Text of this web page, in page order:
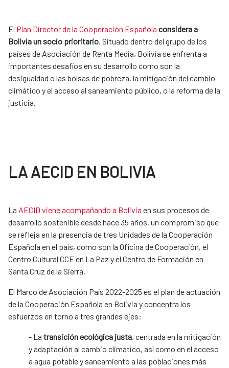
El Plan Director de la Cooperación Española considera a
Bolivia un socio prioritario. Situado dentro del grupo de los
países de Asociación de Renta Media, Bolivia se enfrenta a
importantes desafíos en su desarrollo como son la
desigualdad o las bolsas de pobreza, la mitigación del cambio
climático y el acceso al saneamiento público, o la reforma de la
justicia.
LA AECID EN BOLIVIA
La AECID viene acompañando a Bolivia en sus procesos de
desarrollo sostenible desde hace 35 años, un compromiso que
se refleja en la presencia de tres Unidades de la Cooperación
Española en el país, como son la Oficina de Cooperación, el
Centro Cultural CCE en La Paz y el Centro de Formación en
Santa Cruz de la Sierra.
El Marco de Asociación País 2022-2025 es el plan de actuación
de la Cooperación Española en Bolivia y concentra los
esfuerzos en torno a tres grandes ejes:
- La transición ecológica justa, centrada en la mitigación
y adaptación al cambio climático, así como en el acceso
a agua potable y saneamiento a las poblaciones más